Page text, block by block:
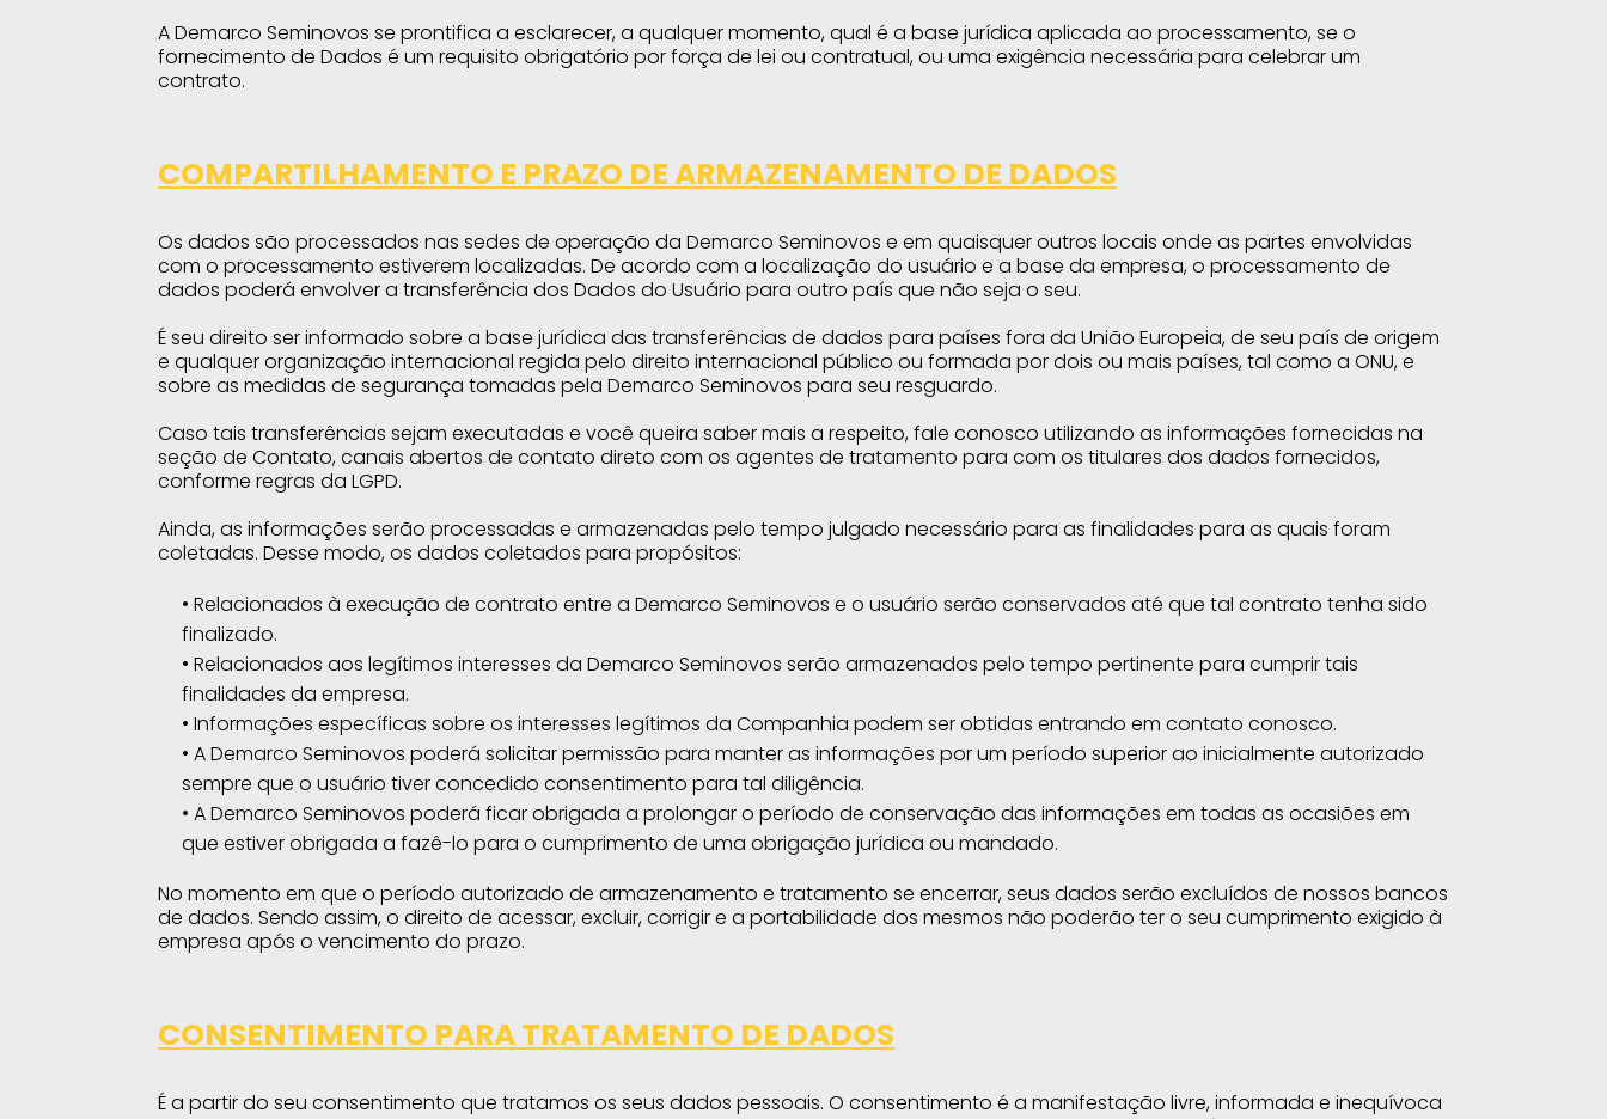
A Demarco Seminovos se prontifica a esclarecer, a qualquer momento, qual é a base jurídica aplicada ao processamento, se o
fornecimento de Dados é um requisito obrigatório por força de lei ou contratual, ou uma exigência necessária para celebrar um
contrato.
COMPARTILHAMENTO E PRAZO DE ARMAZENAMENTO DE DADOS
Os dados são processados nas sedes de operação da Demarco Seminovos e em quaisquer outros locais onde as partes envolvidas
com o processamento estiverem localizadas. De acordo com a localização do usuário e a base da empresa, o processamento de
dados poderá envolver a transferência dos Dados do Usuário para outro país que não seja o seu.
É seu direito ser informado sobre a base jurídica das transferências de dados para países fora da União Europeia, de seu país de origem
e qualquer organização internacional regida pelo direito internacional público ou formada por dois ou mais países, tal como a ONU, e
sobre as medidas de segurança tomadas pela Demarco Seminovos para seu resguardo.
Caso tais transferências sejam executadas e você queira saber mais a respeito, fale conosco utilizando as informações fornecidas na
seção de Contato, canais abertos de contato direto com os agentes de tratamento para com os titulares dos dados fornecidos,
conforme regras da LGPD.
Ainda, as informações serão processadas e armazenadas pelo tempo julgado necessário para as finalidades para as quais foram
coletadas. Desse modo, os dados coletados para propósitos:
• Relacionados à execução de contrato entre a Demarco Seminovos e o usuário serão conservados até que tal contrato tenha sido
finalizado.
• Relacionados aos legítimos interesses da Demarco Seminovos serão armazenados pelo tempo pertinente para cumprir tais
finalidades da empresa.
• Informações específicas sobre os interesses legítimos da Companhia podem ser obtidas entrando em contato conosco.
• A Demarco Seminovos poderá solicitar permissão para manter as informações por um período superior ao inicialmente autorizado
sempre que o usuário tiver concedido consentimento para tal diligência.
• A Demarco Seminovos poderá ficar obrigada a prolongar o período de conservação das informações em todas as ocasiões em
que estiver obrigada a fazê-lo para o cumprimento de uma obrigação jurídica ou mandado.
No momento em que o período autorizado de armazenamento e tratamento se encerrar, seus dados serão excluídos de nossos bancos
de dados. Sendo assim, o direito de acessar, excluir, corrigir e a portabilidade dos mesmos não poderão ter o seu cumprimento exigido à
empresa após o vencimento do prazo.
CONSENTIMENTO PARA TRATAMENTO DE DADOS
É a partir do seu consentimento que tratamos os seus dados pessoais. O consentimento é a manifestação livre, informada e inequívoca